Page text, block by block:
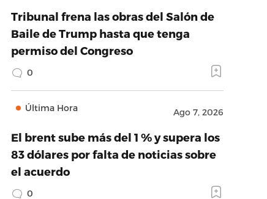
Tribunal frena las obras del Salón de
Baile de Trump hasta que tenga
permiso del Congreso
0
Última Hora Ago 7, 2026
El brent sube más del 1 % y supera los
83 dólares por falta de noticias sobre
el acuerdo
0